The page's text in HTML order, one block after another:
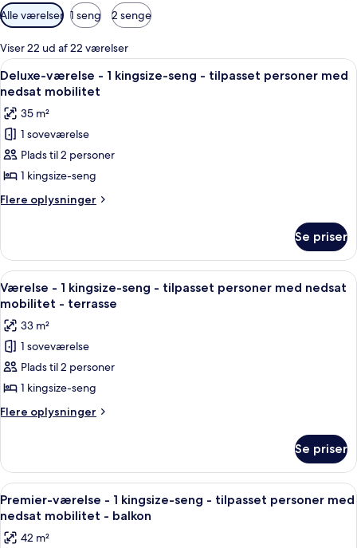
Tilgængelige
filtre
for
værelser
Alle værelser 1 seng 2 senge
Viser 22 ud af 22 værelser
Indlæs
alle
billeder
af
Deluxe-
værelse
-
1
-
tilpasset
personer
med
nedsat
mobilitet
Et moderne hotelværelse med en
10
Deluxe-værelse - 1 kingsize-seng - tilpasset personer med
nedsat mobilitet
35 m²
1 soveværelse
Plads til 2 personer
1 kingsize-seng
Flere oplysninger
Flere
værelse
1
kingsize-
tilpasset
personer
med
nedsat
Se priser
Indlæs
alle
billeder
af
Værelse
-
1
kingsize-
tilpasset
personer
med
nedsat
mobilitet
Et soveværelse med en træskab, en
7
Værelse - 1 kingsize-seng - tilpasset personer med nedsat
mobilitet - terrasse
33 m²
1 soveværelse
Plads til 2 personer
1 kingsize-seng
Flere oplysninger
Flere
-
kingsize-
seng
tilpasset
Se priser
Indlæs
alle
billeder
Italienske lagner fra Frette,
7
Premier-værelse - 1 kingsize-seng - tilpasset personer med
nedsat mobilitet - balkon
42 m²